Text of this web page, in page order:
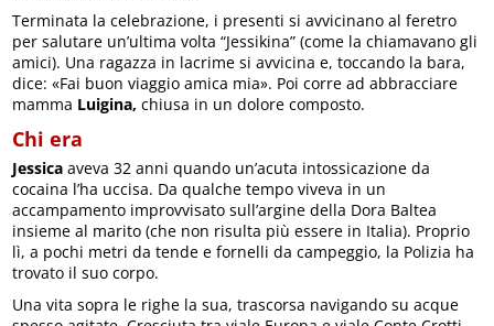
Terminata la celebrazione, i presenti si avvicinano al feretro
per salutare un’ultima volta “Jessikina” (come la chiamavano gli
amici). Una ragazza in lacrime si avvicina e, toccando la bara,
dice: «Fai buon viaggio amica mia». Poi corre ad abbracciare
mamma Luigina,chiusa in un dolore composto.
Chi era
Jessica aveva 32 anni quando un’acuta intossicazione da
cocaina l’ha uccisa. Da qualche tempo viveva in un
accampamento improvvisato sull’argine della Dora Baltea
insieme al marito (che non risulta più essere in Italia). Proprio
lì, a pochi metri da tende e fornelli da campeggio, la Polizia ha
trovato il suo corpo.
Una vita sopra le righe la sua, trascorsa navigando su acque